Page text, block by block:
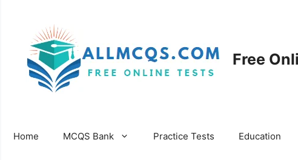
Free
Home MCQS Bank Practice Tests Education